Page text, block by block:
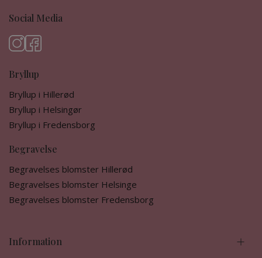
Information
Social Media
Bryllup
Bryllup i Hillerød
Bryllup i Helsingør
Bryllup i Fredensborg
Begravelse
Begravelses blomster Hillerød
Begravelses blomster Helsinge
Begravelses blomster Fredensborg